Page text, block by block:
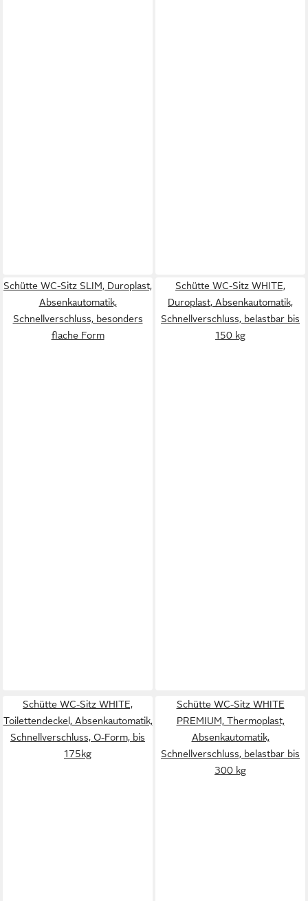
Schütte WC-Sitz SLIM, Duroplast,
Absenkautomatik,
Schnellverschluss, besonders
flache Form
Schütte WC-Sitz WHITE,
Duroplast, Absenkautomatik,
Schnellverschluss, belastbar bis
150 kg
Schütte WC-Sitz WHITE,
Toilettendeckel, Absenkautomatik,
Schnellverschluss, O-Form, bis
175kg
Schütte WC-Sitz WHITE
PREMIUM, Thermoplast,
Absenkautomatik,
Schnellverschluss, belastbar bis
300 kg